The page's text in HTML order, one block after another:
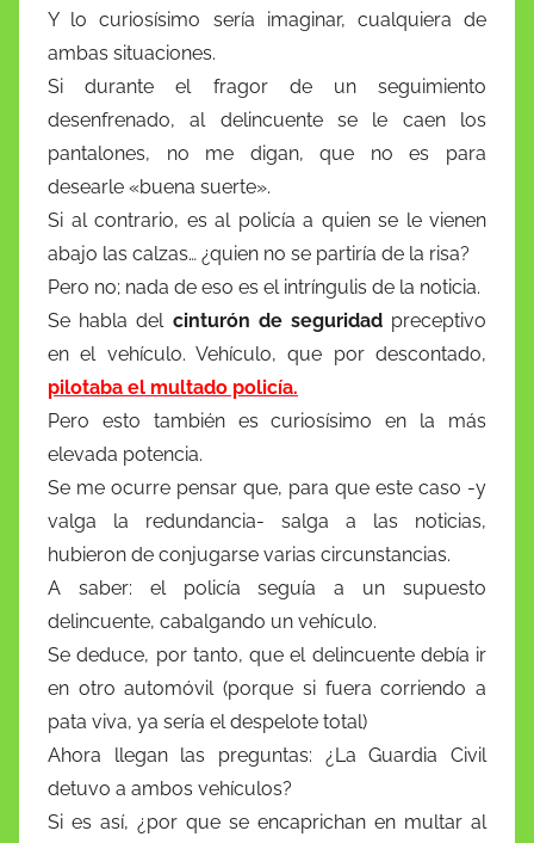
Y lo curiosísimo sería imaginar, cualquiera de
ambas situaciones.
Si durante el fragor de un seguimiento
desenfrenado, al delincuente se le caen los
pantalones, no me digan, que no es para
desearle «buena suerte».
Si al contrario, es al policía a quien se le vienen
abajo las calzas… ¿quien no se partiría de la risa?
Pero no; nada de eso es el intríngulis de la noticia.
Se habla del cinturón de seguridadpreceptivo
en el vehículo. Vehículo, que por descontado,
pilotaba el multado policía.
Pero esto también es curiosísimo en la más
elevada potencia.
Se me ocurre pensar que, para que este caso -y
valga la redundancia- salga a las noticias,
hubieron de conjugarse varias circunstancias.
A saber: el policía seguía a un supuesto
delincuente, cabalgando un vehículo.
Se deduce, por tanto, que el delincuente debía ir
en otro automóvil (porque si fuera corriendo a
pata viva, ya sería el despelote total)
Ahora llegan las preguntas: ¿La Guardia Civil
detuvo a ambos vehículos?
Si es así, ¿por que se encaprichan en multar al